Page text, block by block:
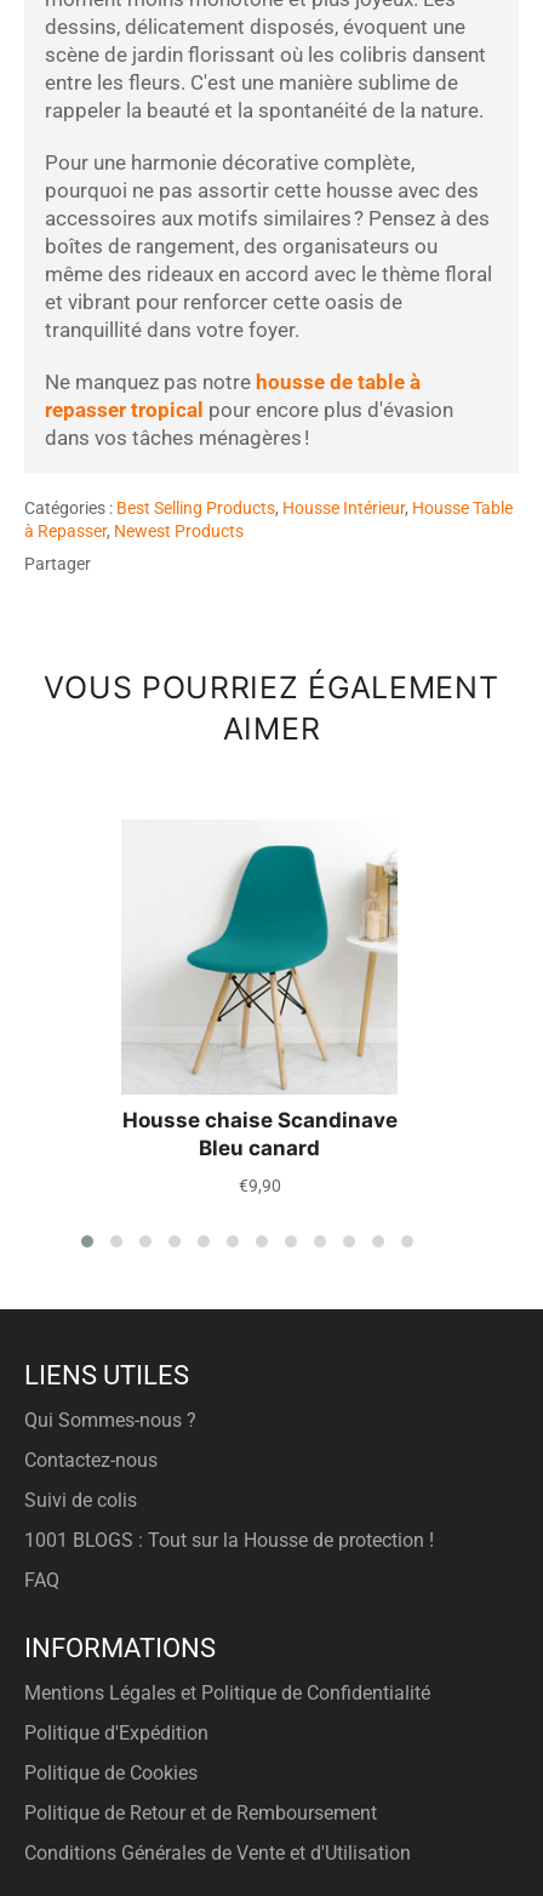
dessins, délicatement disposés, évoquent une
scène de jardin florissant où les colibris dansent
entre les fleurs. C'est une manière sublime de
rappeler la beauté et la spontanéité de la nature.
Pour une harmonie décorative complète,
pourquoi ne pas assortir cette housse avec des
accessoires aux motifs similaires ? Pensez à des
boîtes de rangement, des organisateurs ou
même des rideaux en accord avec le thème floral
et vibrant pour renforcer cette oasis de
tranquillité dans votre foyer.
Ne manquez pas notre housse de table à
repasser tropical pour encore plus d'évasion
dans vos tâches ménagères !
Catégories : Best Selling Products, Housse Intérieur, Housse Table
à Repasser, Newest Products
Partager
VOUS POURRIEZ ÉGALEMENT
AIMER
Housse chaise Scandinave
Bleu canard
Prix
€9,90
LIENS UTILES
Qui Sommes-nous ?
Contactez-nous
Suivi de colis
1001 BLOGS : Tout sur la Housse de protection !
FAQ
INFORMATIONS
Mentions Légales et Politique de Confidentialité
Politique d'Expédition
Politique de Cookies
Politique de Retour et de Remboursement
Conditions Générales de Vente et d'Utilisation